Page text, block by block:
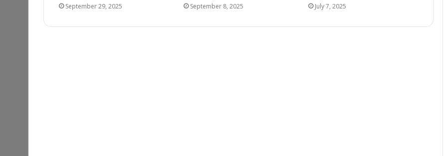
September 29, 2025 September 8, 2025 July 7, 2025